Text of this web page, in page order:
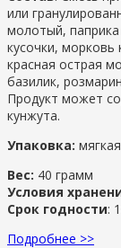
или
молотый,
кусочки, морковь
красная острая
базилик,
Продукт может
кунжута.
Упаковка:
Вес: 40 грамм
Условия
Срок годности:
Подробнее >>